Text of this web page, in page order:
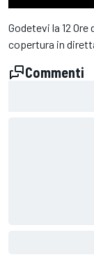
Godetevi la 12
copertura in
Commenti